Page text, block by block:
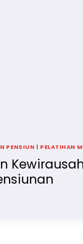
PENSIUN | PELATIHAN